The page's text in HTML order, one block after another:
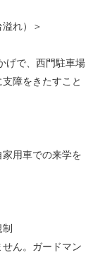
れ）＞
げで、西門駐車場
障をきたすこと
用車での来学を
。ガードマン